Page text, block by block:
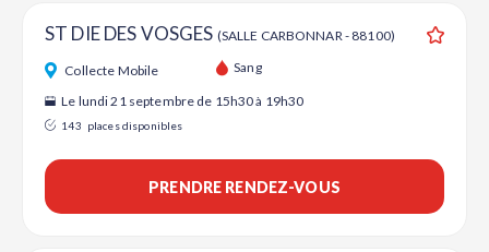
ST DIE DES VOSGES (SALLE CARBONNAR - 88100)
Collecte Mobile Sang
Le lundi 21 septembre de 15h30 à 19h30
143 places disponibles
PRENDRE RENDEZ-VOUS